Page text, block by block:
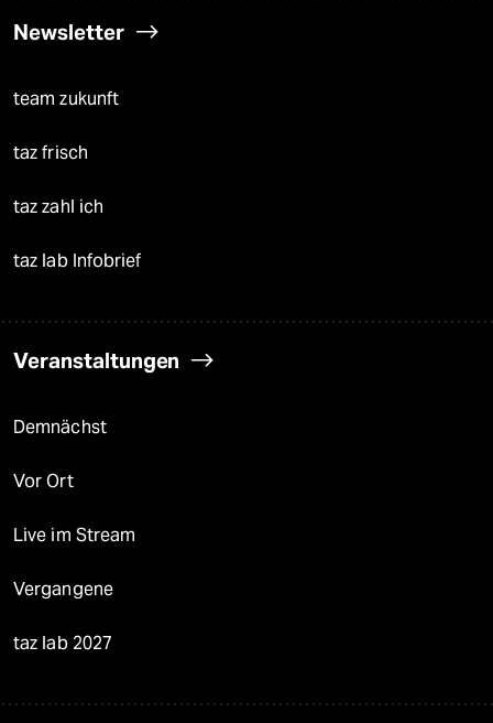
Newsletter
team zukunft
taz frisch
taz zahl ich
taz lab Infobrief
Veranstaltungen
Demnächst
Vor Ort
Live im Stream
Vergangene
taz lab 2027